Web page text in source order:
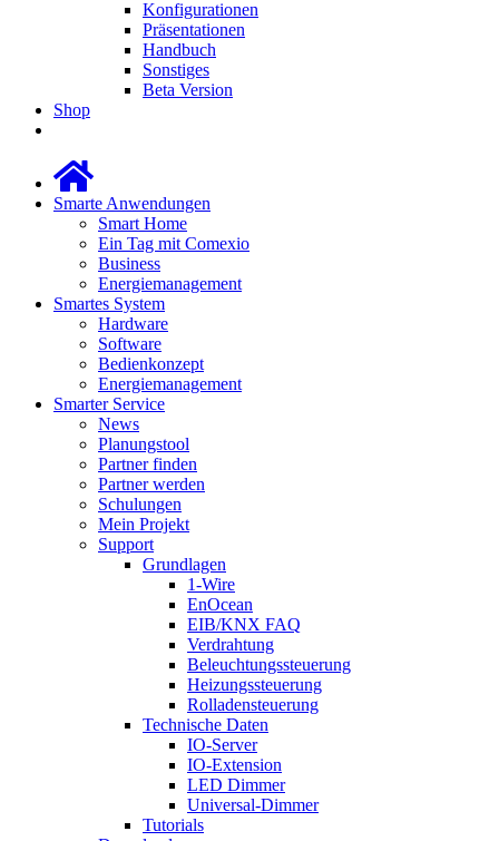
Konfigurationen
Präsentationen
Handbuch
Sonstiges
Beta Version
Shop
Smarte Anwendungen
Smart Home
Ein Tag mit Comexio
Business
Energiemanagement
Smartes System
Hardware
Software
Bedienkonzept
Energiemanagement
Smarter Service
News
Planungstool
Partner finden
Partner werden
Schulungen
Mein Projekt
Support
Grundlagen
1-Wire
EnOcean
EIB/KNX FAQ
Verdrahtung
Beleuchtungssteuerung
Heizungssteuerung
Rolladensteuerung
Technische Daten
IO-Server
IO-Extension
LED Dimmer
Universal-Dimmer
Tutorials